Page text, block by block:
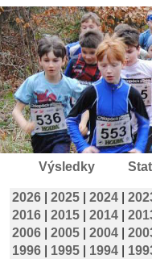
Výsledky
2026 2025 2024
2016
2015 2014
2006
2005 2004
1996
1995 1994